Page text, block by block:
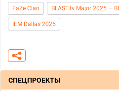
FaZe Clan BLAST.tv Major 2025 —
IEM Dallas 2025
СПЕЦПРОЕКТЫ